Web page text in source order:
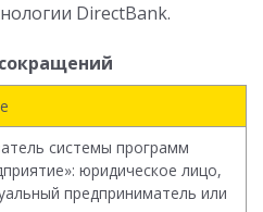
DirectBank.
системы программ
юридическое лицо,
предприниматель или